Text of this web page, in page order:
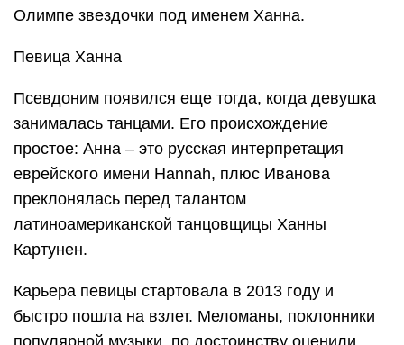
Олимпе звездочки под именем Ханна.
Певица Ханна
Псевдоним появился еще тогда, когда девушка
занималась танцами. Его происхождение
простое: Анна – это русская интерпретация
еврейского имени Hannah, плюс Иванова
преклонялась перед талантом
латиноамериканской танцовщицы Ханны
Картунен.
Карьера певицы стартовала в 2013 году и
быстро пошла на взлет. Меломаны, поклонники
популярной музыки, по достоинству оценили